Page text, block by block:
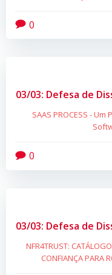
0
03/03: Defesa de
SAAS PROCESS -
0
03/03: Defesa de
NFR4TRUST:
CONFIANÇA PARA